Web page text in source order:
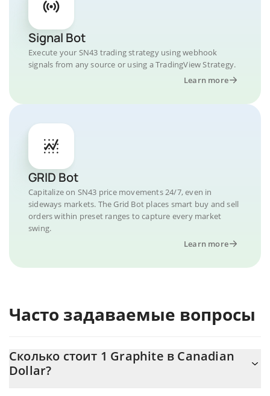
Signal Bot
Execute your SN43 trading strategy using webhook
signals from any source or using a TradingView Strategy.
Learn more
GRID Bot
Capitalize on SN43 price movements 24/7, even in
sideways markets. The Grid Bot places smart buy and sell
orders within preset ranges to capture every market
swing.
Learn more
Часто задаваемые вопросы
Сколько стоит 1 Graphite в Canadian
Dollar?